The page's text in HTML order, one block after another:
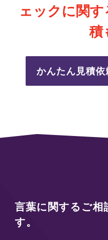
ェックに関
積
かんたん見積
言葉に関するご相
す。